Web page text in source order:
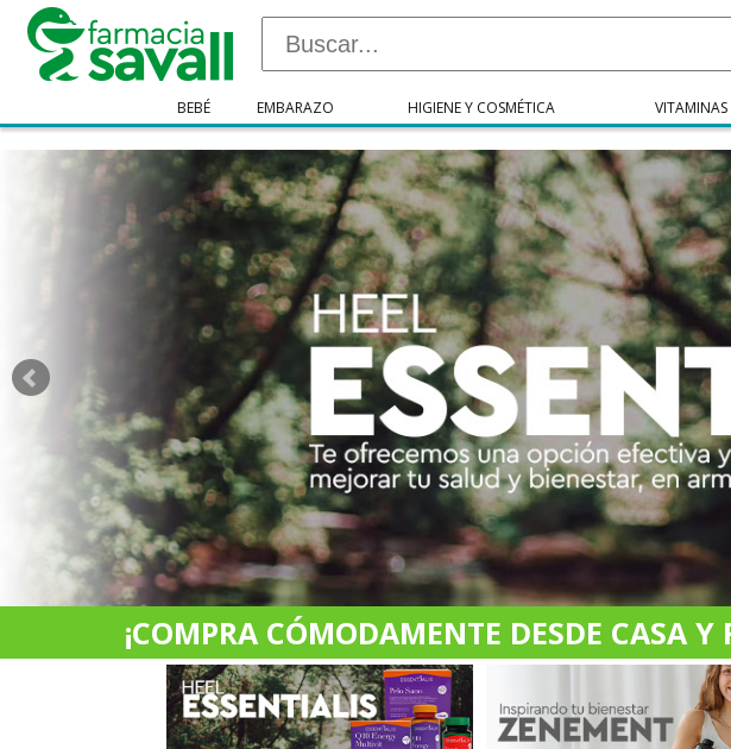
BEBÉ EMBARAZO HIGIENE Y COSMÉTICA VITAMINAS
¡COMPRA CÓMODAMENTE DESDE CASA